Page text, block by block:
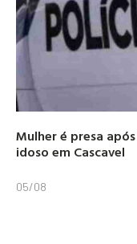
Mulher é presa
idoso em Cascavel
05/08